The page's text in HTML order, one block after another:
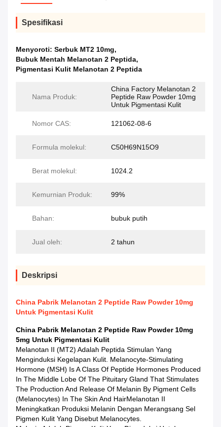
Spesifikasi
Menyoroti: Serbuk MT2 10mg,
Bubuk Mentah Melanotan 2 Peptida,
Pigmentasi Kulit Melanotan 2 Peptida
Nama Produk:
China Factory Melanotan 2
Peptide Raw Powder 10mg
Untuk Pigmentasi Kulit
Nomor CAS: 121062-08-6
Formula molekul: C50H69N15O9
Berat molekul: 1024.2
Kemurnian Produk: 99%
Bahan: bubuk putih
Jual oleh: 2 tahun
Deskripsi
China Pabrik Melanotan 2 Peptide Raw Powder 10mg
Untuk Pigmentasi Kulit
China Pabrik Melanotan 2 Peptide Raw Powder 10mg
5mg Untuk Pigmentasi Kulit
Melanotan II (MT2) Adalah Peptida Stimulan Yang
Menginduksi Kegelapan Kulit. Melanocyte-Stimulating
Hormone (MSH) Is A Class Of Peptide Hormones Produced
In The Middle Lobe Of The Pituitary Gland That Stimulates
The Production And Release Of Melanin By Pigment Cells
(melanocytes) In The Skin And HairMelanotan II
Meningkatkan Produksi Melanin Dengan Merangsang Sel
Pigmen Kulit Yang Disebut Melanocytes.